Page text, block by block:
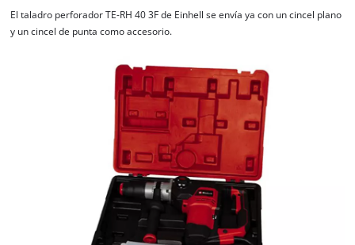
El taladro perforador TE-RH 40 3F de Einhell se envía ya con un cincel plano
y un cincel de punta como accesorio.